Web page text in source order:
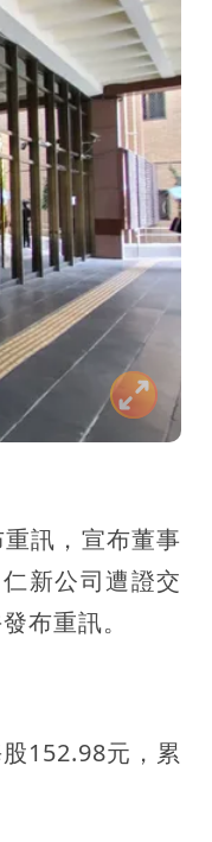
訊，宣布董事
新公司遭證交
布重訊。
152.98元，累